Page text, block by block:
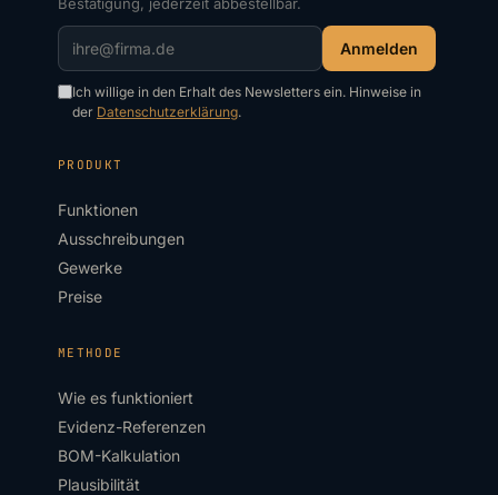
Anmelden
Ich willige in den Erhalt des Newsletters ein. Hinweise in
der Datenschutzerklärung.
PRODUKT
Funktionen
Ausschreibungen
Gewerke
Preise
METHODE
Wie es funktioniert
Evidenz-Referenzen
BOM-Kalkulation
Plausibilität